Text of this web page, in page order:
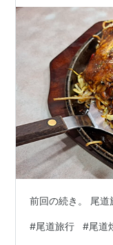
前回の続き。 尾道
#尾道旅行 #尾道